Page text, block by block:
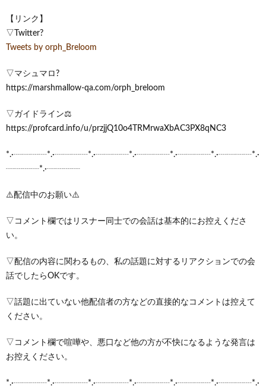
【リンク】
▽Twitter?
Tweets by orph_Breloom
▽マシュマロ?
https://marshmallow-qa.com/orph_breloom
▽ガイドライン⚖️
https://profcard.info/u/przjjQ10o4TRMrwaXbAC3PX8qNC3
*.·┈┈┈┈*.·┈┈┈┈*.·┈┈┈┈*.·┈┈┈┈*.·┈┈┈┈*.·┈┈┈┈*.·
┈┈┈┈*.·┈┈┈┈
⚠️配信中のお願い⚠️
▽コメント欄ではリスナー同士での会話は基本的にお控えくださ
い。
▽配信の内容に関わるもの、私の話題に対するリアクションでの会
話でしたらOKです。
▽話題に出ていない他配信者の方などの直接的なコメントは控えて
ください。
▽コメント欄で喧嘩や、悪口など他の方が不快になるような発言は
お控えください。
*.·┈┈┈┈*.·┈┈┈┈*.·┈┈┈┈*.·┈┈┈┈*.·┈┈┈┈*.·┈┈┈┈*.·